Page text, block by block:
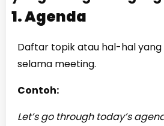
1. Agenda
Daftar topik atau hal-hal yang
selama meeting.
Contoh:
Let’s go through today’s